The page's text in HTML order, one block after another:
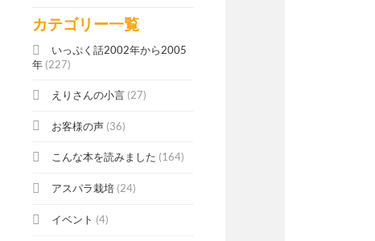
カテゴリー一覧
いっぷく話2002年から2005
年 (227)
えりさんの小言 (27)
お客様の声 (36)
こんな本を読みました (164)
アスパラ栽培 (24)
イベント (4)